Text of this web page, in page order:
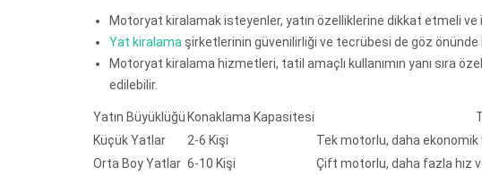
Motoryat kiralamak isteyenler, yatın özelliklerine dikkat etmeli ve
Yat kiralama şirketlerinin güvenilirliği ve tecrübesi de göz önünde
Motoryat kiralama hizmetleri, tatil amaçlı kullanımın yanı sıra
edilebilir.
Yatın Büyüklüğü Konaklama Kapasitesi
Küçük Yatlar
2-6 Kişi
Tek motorlu, daha ekonomik
Orta Boy Yatlar 6-10 Kişi
Çift motorlu, daha fazla hız